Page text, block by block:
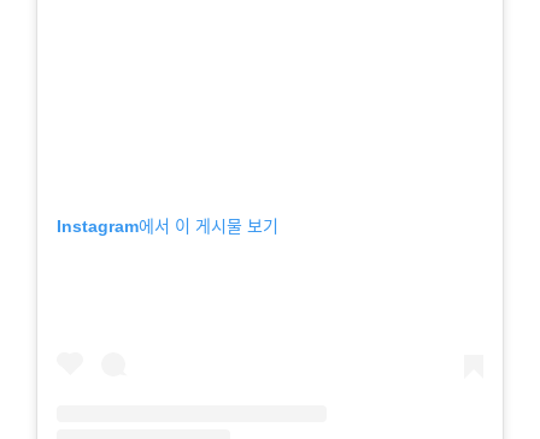
Instagram에서 이 게시물 보기